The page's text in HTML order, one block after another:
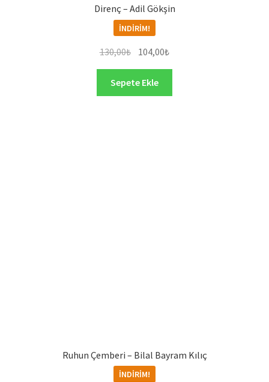
Direnç – Adil Gökşin
İNDIRIM!
130,00₺ Orijinal
fiyat:
130,00₺.
104,00₺Şu
andaki
104,00₺.
Sepete Ekle
Ruhun Çemberi – Bilal Bayram Kılıç
İNDIRIM!